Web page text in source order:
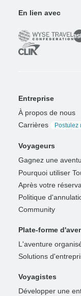
En lien avec
Entreprise
À propos de nous
Carrières
Postulez
Voyageurs
Gagnez une
Pourquoi utiliser
Après votre
Politique
Community
Plate-forme
L'aventure
Solutions
Voyagistes
Développer une